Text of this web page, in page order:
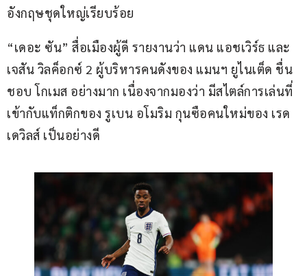
อังกฤษชุดใหญ่เรียบร้อย
“เดอะ ซัน” สื่อเมืองผู้ดี รายงานว่า แดน แอชเวิร์ธ และ
เจสัน วิลค็อกซ์ 2 ผู้บริหารคนดังของ แมนฯ ยูไนเต็ด ชื่น
ชอบ โกเมส อย่างมาก เนื่องจากมองว่า มีสไตล์การเล่นที่
เข้ากับแท็กติกของ รูเบน อโมริม กุนซือคนใหม่ของ เรด
เดวิลส์ เป็นอย่างดี